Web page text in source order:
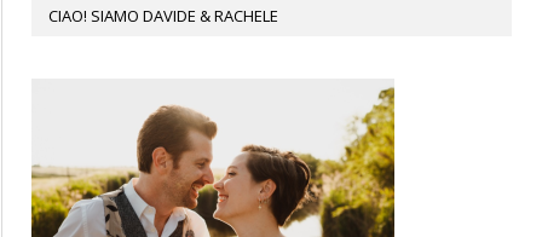
CIAO! SIAMO DAVIDE & RACHELE